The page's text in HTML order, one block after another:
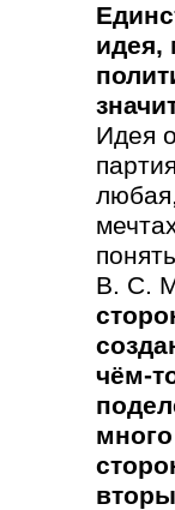
идея,
Идея
В. С.
чём-